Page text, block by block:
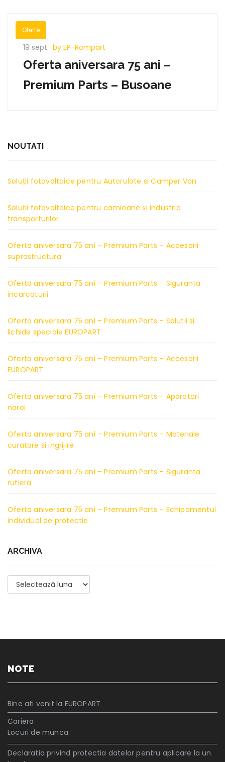
Oferte
19 sept. by EP-Rompart
Oferta aniversara 75 ani –
Premium Parts – Busoane
NOUTATI
Soluții fotovoltaice pentru Autorulote si Camper Van
Soluții fotovoltaice pentru camioane și industria
transporturilor
Oferta aniversara 75 ani – Premium Parts – Accesorii
suprastructura
Oferta aniversara 75 ani – Premium Parts – Siguranta
incarcaturii
Oferta aniversara 75 ani – Premium Parts – Solutii si
lichide speciale EUROPART
Oferta aniversara 75 ani – Premium Parts – Accesorii
EUROPART
Oferta aniversara 75 ani – Premium Parts – Aparatori
noroi
Oferta aniversara 75 ani – Premium Parts – Materiale
curatare si ingrijire
Oferta aniversara 75 ani – Premium Parts – Siguranta
rutiera
Oferta aniversara 75 ani – Premium Parts – Echipamentul
individual de protectie
ARCHIVA
Archiva
NOTE
Bine ati venit la EUROPART
Cariera
Locuri de munca
Declaratia privind protectia datelor pentru aplicare la un